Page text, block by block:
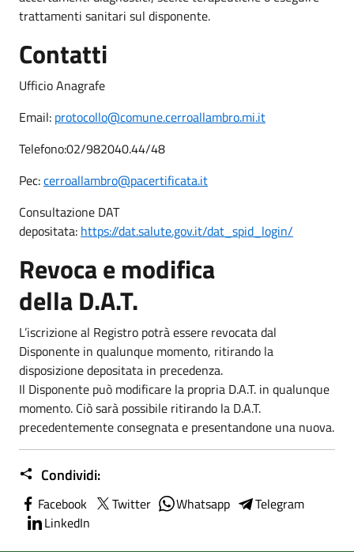
trattamenti sanitari sul disponente.
Contatti
Ufficio Anagrafe
Email: protocollo@comune.cerroallambro.mi.it
Telefono:02/982040.44/48
Pec:cerroallambro@pacertificata.it
Consultazione DAT
depositata: https://dat.salute.gov.it/dat_spid_login/
Revoca e modifica
della D.A.T.
L’iscrizione al Registro potrà essere revocata dal
Disponente in qualunque momento, ritirando la
disposizione depositata in precedenza.
Il Disponente può modificare la propria D.A.T. in qualunque
momento. Ciò sarà possibile ritirando la D.A.T.
precedentemente consegnata e presentandone una nuova.
Condividi:
Facebook Twitter Whatsapp
Telegram
LinkedIn